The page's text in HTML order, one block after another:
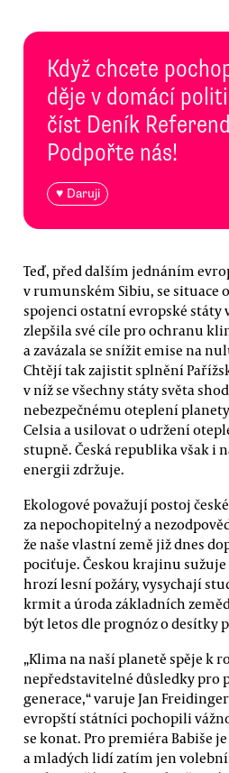
Když chcete
děje v domácí
číst Deník
Podpořte nás!
♥ Daruji
Teď, před dalším jednáním
v rumunském Sibiu, se situace
spojenci ostatní evropské státy
zlepšila své cíle pro ochranu
a zavázala se snížit emise na
Chtějí tak zajistit splnění
v níž se všechny státy světa
nebezpečnému oteplení
Celsia a usilovat o udržení
stupně. Česká republika však i
energii zdržuje.
Ekologové považují postoj
za nepochopitelný a
že naše vlastní země již dnes
pociťuje. Českou krajinu
hrozí lesní požáry, vysychají
krmit a úroda základních
být letos dle prognóz o desítky
„Klima na naší planetě spěje k
nepředstavitelné důsledky pro
generace,“ varuje Jan
evropští státníci pochopili
se konat. Pro premiéra Babiše
a mladých lidí zatím jen